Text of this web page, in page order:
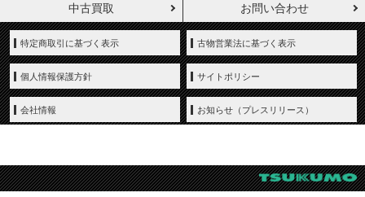
中古買取 お問い合わせ
特定商取引に基づく表示 古物営業法に基づく表示
個人情報保護方針 サイトポリシー
会社情報 お知らせ（プレスリリース）